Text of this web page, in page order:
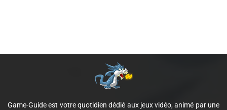
Game-Guide est votre quotidien dédié aux jeux vidéo, animé par une